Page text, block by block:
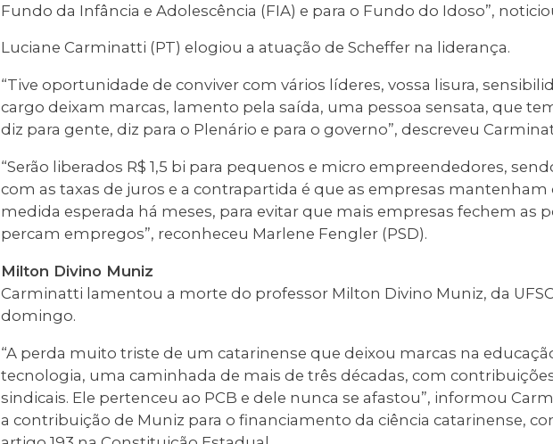
Fundo da Infância e Adolescência (FIA) e para o Fundo do Idoso”,
Luciane Carminatti (PT) elogiou a atuação de Scheffer na liderança.
“Tive oportunidade de conviver com vários líderes, vossa lisura,
cargo deixam marcas, lamento pela saída, uma pessoa sensata, que
diz para gente, diz para o Plenário e para o governo”, descreveu
“Serão liberados R$ 1,5 bi para pequenos e micro empreendedores,
com as taxas de juros e a contrapartida é que as empresas mantenham
medida esperada há meses, para evitar que mais empresas fechem as
percam empregos”, reconheceu Marlene Fengler (PSD).
Milton Divino Muniz
Carminatti lamentou a morte do professor Milton Divino Muniz, da
domingo.
“A perda muito triste de um catarinense que deixou marcas na
tecnologia, uma caminhada de mais de três décadas, com
sindicais. Ele pertenceu ao PCB e dele nunca se afastou”, informou
a contribuição de Muniz para o financiamento da ciência catarinense,